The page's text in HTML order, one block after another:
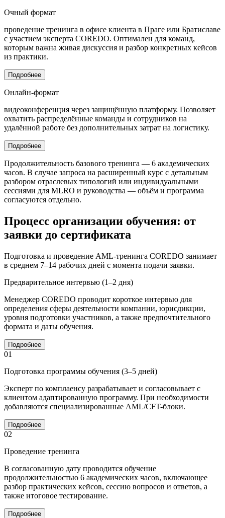
Очный формат
проведение тренинга в офисе клиента в Праге или Братиславе
с участием эксперта COREDO. Оптимален для команд,
которым важна живая дискуссия и разбор конкретных кейсов
из практики.
Подробнее
Онлайн-формат
видеоконференция через защищённую платформу. Позволяет
охватить распределённые команды и сотрудников на
удалённой работе без дополнительных затрат на логистику.
Подробнее
Продолжительность базового тренинга — 6 академических
часов. В случае запроса на расширенный курс с детальным
разбором отраслевых типологий или индивидуальными
сессиями для MLRO и руководства — объём и программа
согласуются отдельно.
Процесс организации обучения: от
заявки до сертификата
Подготовка и проведение AML-тренинга COREDO занимает
в среднем 7–14 рабочих дней с момента подачи заявки.
Предварительное интервью (1–2 дня)
Менеджер COREDO проводит короткое интервью для
определения сферы деятельности компании, юрисдикции,
уровня подготовки участников, а также предпочтительного
формата и даты обучения.
Подробнее
01
Подготовка программы обучения (3–5 дней)
Эксперт по комплаенсу разрабатывает и согласовывает с
клиентом адаптированную программу. При необходимости
добавляются специализированные AML/CFT-блоки.
Подробнее
02
Проведение тренинга
В согласованную дату проводится обучение
продолжительностью 6 академических часов, включающее
разбор практических кейсов, сессию вопросов и ответов, а
также итоговое тестирование.
Подробнее